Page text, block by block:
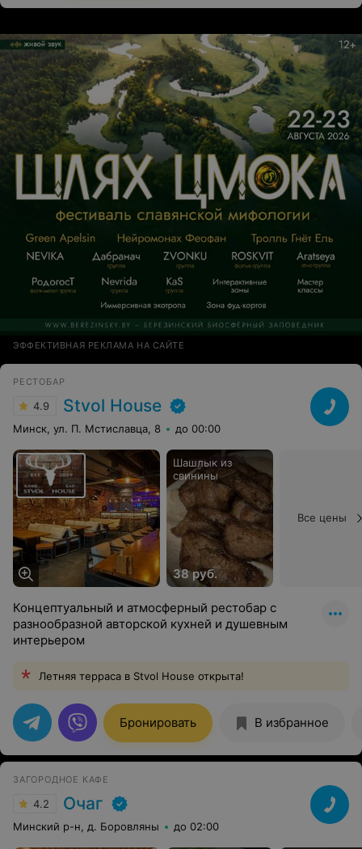
ЭФФЕКТИВНАЯ РЕКЛАМА НА САЙТЕ
РЕСТОБАР
4.9 Stvol House
Минск, ул. П. Мстиславца, 8 до 00:00
Шашлык из
свинины
38 руб.
Все цены
Концептуальный и атмосферный рестобар с
разнообразной авторской кухней и душевным
интерьером
Летняя терраса в Stvol House открыта!
Бронировать В избранное
ЗАГОРОДНОЕ КАФЕ
4.2 Очаг
Минский р-н, д. Боровляны до 02:00